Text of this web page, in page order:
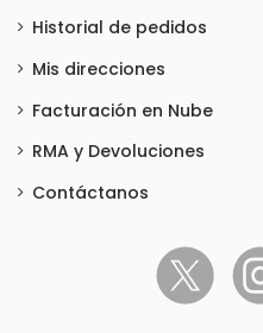
Historial de pedidos
Mis direcciones
Facturación en Nube
RMA y Devoluciones
Contáctanos